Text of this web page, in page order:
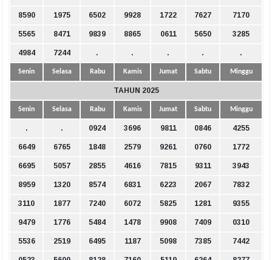
8590 1975 6502 9928 1722 7627 7170
5565 8471 9839 8865 0611 5650 3285
4984 7244 . . . . .
Senin Selasa Rabu Kamis Jumat Sabtu Minggu
TAHUN 2025
Senin Selasa Rabu Kamis Jumat Sabtu Minggu
. . 0924 3696 9811 0846 4255
6649 6765 1848 2579 9261 0760 1772
6695 5057 2855 4616 7815 9311 3943
8959 1320 8574 6831 6223 2067 7832
3110 1877 7240 6072 5825 1281 9355
9479 1776 5484 1478 9908 7409 0310
5536 2519 6495 1187 5098 7385 7442